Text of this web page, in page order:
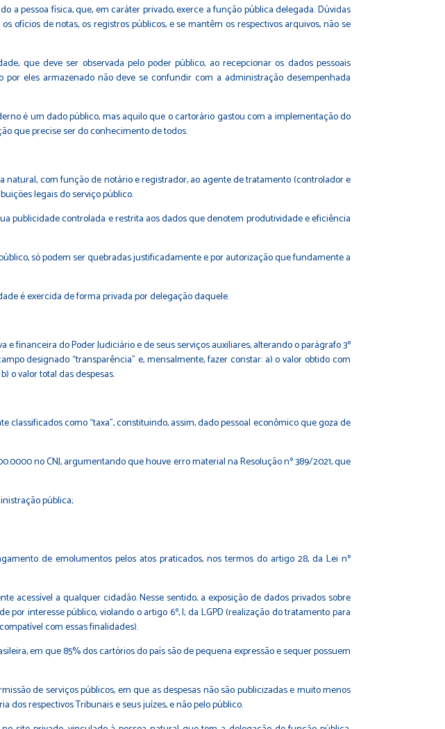
a pessoa física, que, em caráter privado, exerce a função pública delegada. Dúvidas
ofícios de notas, os registros públicos, e se mantêm os respectivos arquivos, não se
que deve ser observada pelo poder público, ao recepcionar os dados pessoais
eles armazenado não deve se confundir com a administração desempenhada
é um dado público, mas aquilo que o cartorário gastou com a implementação do
que precise ser do conhecimento de todos.
natural, com função de notário e registrador, ao agente de tratamento (controlador e
legais do serviço público.
publicidade controlada e restrita aos dados que denotem produtividade e eficiência
só podem ser quebradas justificadamente e por autorização que fundamente a
é exercida de forma privada por delegação daquele.
financeira do Poder Judiciário e de seus serviços auxiliares, alterando o parágrafo 3º
designado “transparência” e, mensalmente, fazer constar: a) o valor obtido com
o valor total das despesas.
como “taxa”, constituindo, assim, dado pessoal econômico que goza de
no CNJ, argumentando que houve erro material na Resolução nº 389/2021, que
pública;
de emolumentos pelos atos praticados, nos termos do artigo 28, da Lei nº
acessível a qualquer cidadão. Nesse sentido, a exposição de dados privados sobre
interesse público, violando o artigo 6º, I, da LGPD (realização do tratamento para
com essas finalidades).
em que 85% dos cartórios do país são de pequena expressão e sequer possuem
de serviços públicos, em que as despesas não são publicizadas e muito menos
dos respectivos Tribunais e seus juízes, e não pelo público.